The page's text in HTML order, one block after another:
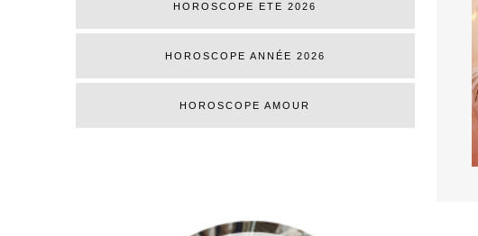
HOROSCOPE ETE 2026
HOROSCOPE ANNÉE 2026
HOROSCOPE AMOUR